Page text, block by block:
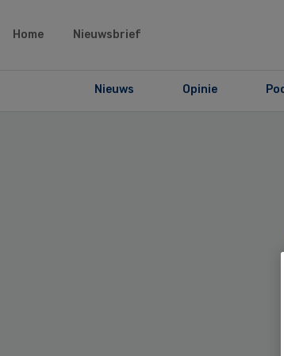
Home Nieuwsbrief
Nieuws Opinie